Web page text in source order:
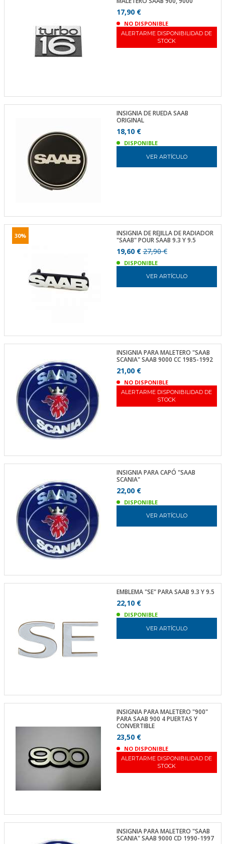
17,90 €
NO DISPONIBLE
ALERTARME DISPONIBILIDAD DE
STOCK
INSIGNIA DE RUEDA SAAB
ORIGINAL
18,10 €
DISPONIBLE
VER ARTÍCULO
30%
INSIGNIA DE REJILLA DE RADIADOR
"SAAB" POUR SAAB 9.3 Y 9.5
19,60 €27,90 €
DISPONIBLE
VER ARTÍCULO
INSIGNIA PARA MALETERO "SAAB
SCANIA" SAAB 9000 CC 1985-1992
21,00 €
NO DISPONIBLE
ALERTARME DISPONIBILIDAD DE
STOCK
INSIGNIA PARA CAPÓ "SAAB
SCANIA"
22,00 €
DISPONIBLE
VER ARTÍCULO
EMBLEMA "SE" PARA SAAB 9.3 Y 9.5
22,10 €
DISPONIBLE
VER ARTÍCULO
INSIGNIA PARA MALETERO "900"
PARA SAAB 900 4 PUERTAS Y
CONVERTIBLE
23,50 €
NO DISPONIBLE
ALERTARME DISPONIBILIDAD DE
STOCK
INSIGNIA PARA MALETERO "SAAB
SCANIA" SAAB 9000 CD 1990-1997